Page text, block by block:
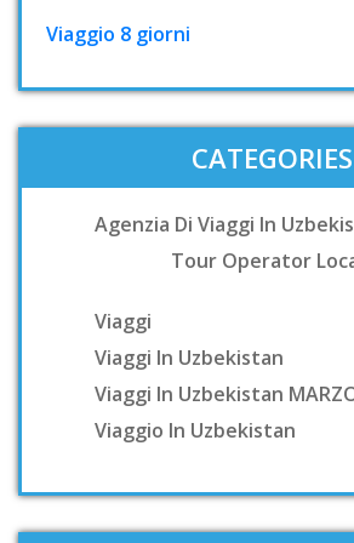
Viaggio 8 giorni
CATEGORIES
Agenzia Di Viaggi In
Tour Operator
Viaggi
Viaggi In Uzbekistan
Viaggi In Uzbekistan
Viaggio In Uzbekistan